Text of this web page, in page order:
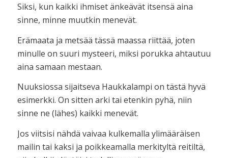
Siksi, kun kaikki ihmiset änkeävät itsensä aina
sinne, minne muutkin menevät.
Erämaata ja metsää tässä maassa riittää, joten
minulle on suuri mysteeri, miksi porukka ahtautuu
aina samaan mestaan.
Nuuksiossa sijaitseva Haukkalampi on tästä hyvä
esimerkki. On sitten arki tai etenkin pyhä, niin
sinne ne (lähes) kaikki menevät.
Jos viitsisi nähdä vaivaa kulkemalla ylimääräisen
mailin tai kaksi ja poikkeamalla merkityltä reitiltä,